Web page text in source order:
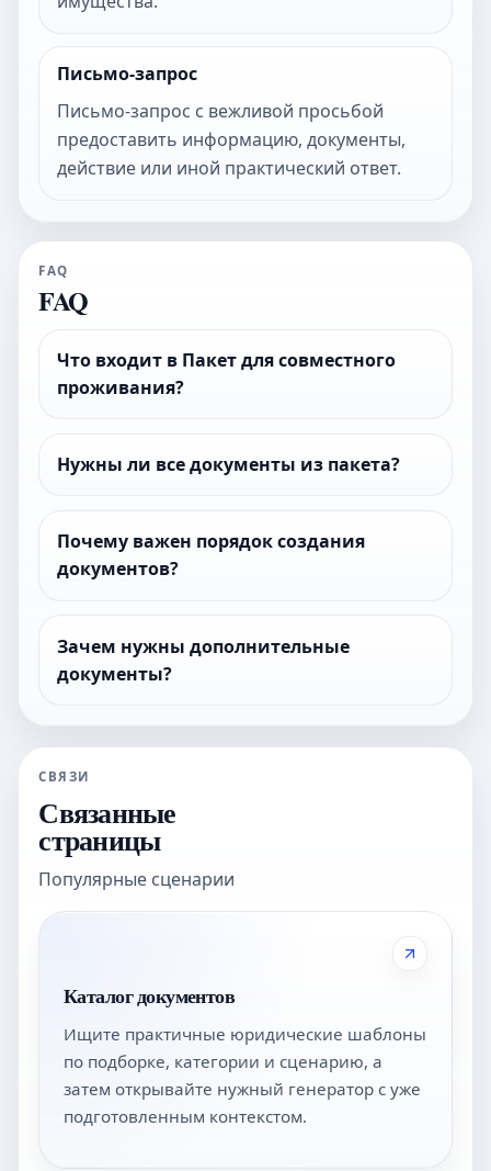
Письмо-запрос
Письмо-запрос с вежливой просьбой
предоставить информацию, документы,
действие или иной практический ответ.
FAQ
FAQ
Что входит в Пакет для совместного
проживания?
Нужны ли все документы из пакета?
Почему важен порядок создания
документов?
Зачем нужны дополнительные
документы?
СВЯЗИ
Связанные
страницы
Популярные сценарии
Каталог документов
Ищите практичные юридические шаблоны
по подборке, категории и сценарию, а
затем открывайте нужный генератор с уже
подготовленным контекстом.